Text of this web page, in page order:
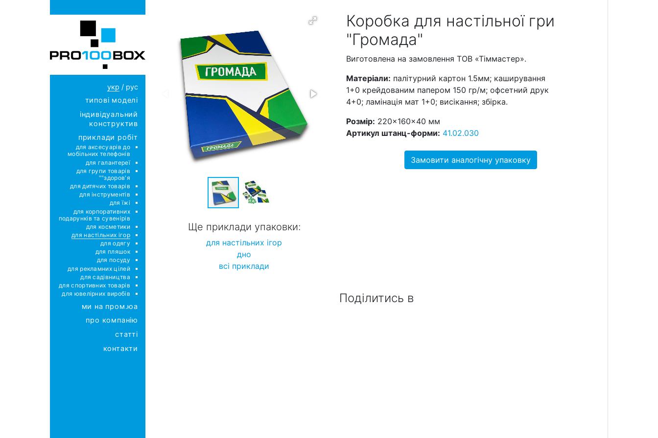
укр / рус
типові моделі
індивідуальний
конструктив
приклади робіт
для аксесуарів до
мобільних телефонів
для галантереї
для групи товарів
"здоров'я"
для дитячих товарів
для інструментів
для їжі
для корпоративних
подарунків та сувенірів
для косметики
для настільних ігор
для одягу
для пляшок
для посуду
для рекламних цілей
для садівництва
для спортивних товарів
для ювелірних виробів
ми на пром.юа
про компанію
статті
контакти
Ще приклади упаковки:
для настільних ігор
дно
всі приклади
Коробка для настільної гри
"Громада"
Виготовлена на замовлення ТОВ «Тіммастер».
Матеріали: палітурний картон 1.5мм; каширування
1+0 крейдованим папером 150 гр/м; офсетний друк
4+0; ламінація мат 1+0; висікання; збірка.
Розмір: 220×160×40 мм
Артикул штанц-форми: 41.02.030
Замовити аналогічну упаковку
Поділитись в